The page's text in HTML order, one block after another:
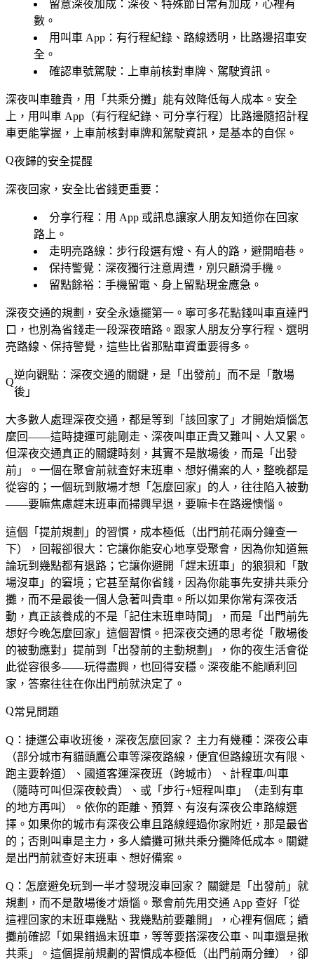
留意深夜加成 ：深夜、特殊節日常有加成，心裡有
數。
用叫車 App ：有行程紀錄、路線透明，比路邊招車安
全。
確認車號駕駛 ：上車前核對車牌、駕駛資訊。
深夜叫車雖貴，用「共乘分攤」能有效降低每人成本。安全
上，用叫車 App（有行程紀錄、可分享行程）比路邊隨招計程
車更能掌握，上車前核對車牌和駕駛資訊，是基本的自保。
夜歸的安全提醒
深夜回家，安全比省錢更重要：
分享行程 ：用 App 或訊息讓家人朋友知道你在回家
路上。
走明亮路線 ：步行段選有燈、有人的路，避開暗巷。
保持警覺 ：深夜獨行注意周遭，別只顧滑手機。
留點餘裕 ：手機留電、身上留點現金應急。
深夜交通的規劃，安全永遠擺第一。寧可多花點錢叫車直達門
口，也別為省錢走一段深夜暗路。跟家人朋友分享行程、選明
亮路線、保持警覺，這些比省那點車資重要得多。
逆向觀點：深夜交通的關鍵，是「出發前」而不是「散場
後」
大多數人處理深夜交通，都是等到「該回家了」才開始煩惱怎
麼回——這時捷運可能剛走、深夜叫車正貴又難叫、人又累。
但深夜交通真正的關鍵時刻，其實不是散場後，而是「出發
前」。一個在聚會前就查好末班車、想好備案的人，整晚都是
從容的；一個玩到散場才想「怎麼回家」的人，往往陷入被動
——要嘛焦慮趕末班車而掃興早退，要嘛卡在路邊懊惱。
這個「提前規劃」的習慣，成本極低（出門前花兩分鐘查一
下），回報卻很大：它讓你能安心地享受聚會，因為你知道無
論玩到幾點都有退路；它讓你避開「趕末班車」的狼狽和「散
場沒車」的窘境；它甚至幫你省錢，因為你能事先安排共乘分
攤，而不是最後一個人急著叫貴車。所以如果你常有深夜活
動，真正該養成的不是「記住末班車時間」，而是「出門前先
想好今晚怎麼回家」這個習慣。把深夜交通的思考從「散場後
的被動應對」提前到「出發前的主動規劃」，你的夜生活會從
此從容很多——玩得盡興，也回得安穩。深夜能不能順利回
家，答案往往在你出門前就決定了。
常見問題
Q：捷運公車收班後，深夜怎麼回家？ 主力有幾種：深夜公車
（部分城市有貓頭鷹公車等深夜路線，便宜但路線班次有限、
跑主要幹道）、國道客運深夜班（跨城市）、計程車/叫車
（隨時可叫但深夜較貴）、或「步行+短程叫車」（走到有車
的地方再叫）。依你的距離、預算、有沒有深夜公車路線選
擇。如果你的城市有深夜公車且路線經過你家附近，那是最省
的；否則叫車是主力，多人續攤可揪共乘分攤降低成本。關鍵
是出門前就查好末班車、想好備案。
Q：怎麼避免玩到一半才發現沒車回家？ 關鍵是「出發前」就
規劃，而不是散場後才煩惱。聚會前先用交通 App 查好「從
這裡回家的末班車幾點、我幾點前要離開」，心裡有個底；續
攤前確認「如果錯過末班車，等等要搭深夜公車、叫車還是揪
共乘」。這個提前規劃的習慣成本極低（出門前兩分鐘），卻